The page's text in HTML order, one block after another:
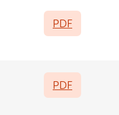
PDF
PDF